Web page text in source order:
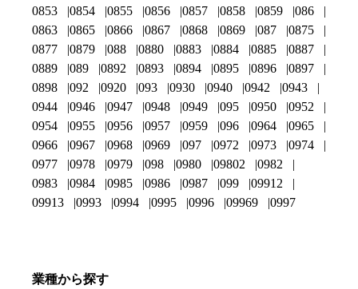
0853
0854 0855 0856 0857 0858 0859
086
0863
0865 0866 0867 0868 0869 087
0875
0877
0879 088 0880 0883 0884 0885
0887
0889
089 0892 0893 0894 0895 0896
0897
0898
092 0920 093 0930 0940 0942
0943
0944
0946 0947 0948 0949 095 0950
0952
0954
0955 0956 0957 0959 096 0964
0965
0966
0967 0968 0969 097 0972 0973
0974
0977
0978 0979 098 0980 09802
0982
0983
0984 0985 0986 0987 099
09912
09913
0993 0994 0995 0996 09969 0997
業種から探す